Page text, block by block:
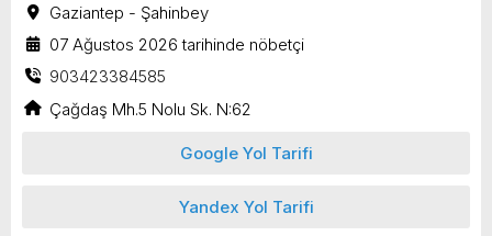
Gaziantep - Şahinbey
07 Ağustos 2026 tarihinde nöbetçi
903423384585
Çağdaş Mh.5 Nolu Sk. N:62
Google Yol Tarifi
Yandex Yol Tarifi